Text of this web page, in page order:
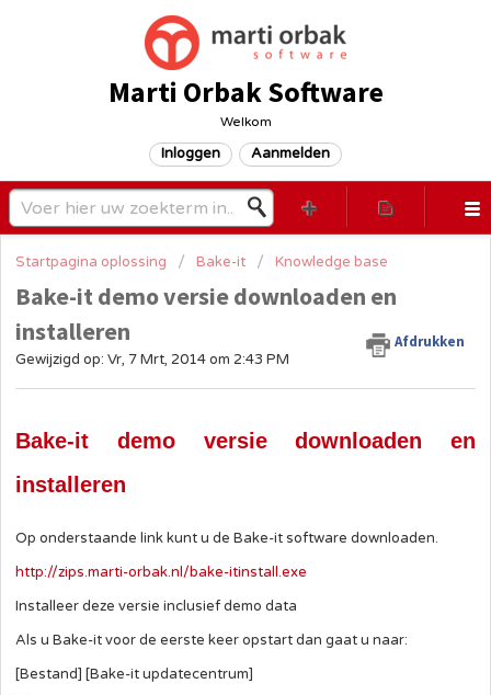
Marti Orbak Software
Welkom
Inloggen Aanmelden
Startpagina oplossing Bake-it Knowledge base
Bake-it demo versie downloaden en
installeren
Afdrukken
Gewijzigd op: Vr, 7 Mrt, 2014 om 2:43 PM
Bake-it demo versie downloaden en
installeren
Op onderstaande link kunt u de Bake-it software downloaden.
http://zips.marti-orbak.nl/bake-itinstall.exe
Installeer deze versie inclusief demo data
Als u Bake-it voor de eerste keer opstart dan gaat u naar:
[Bestand] [Bake-it updatecentrum]